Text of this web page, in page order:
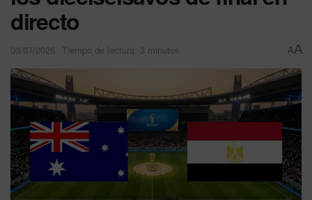
directo
03/07/2026 Tiempo de lectura: 3 minutos AA